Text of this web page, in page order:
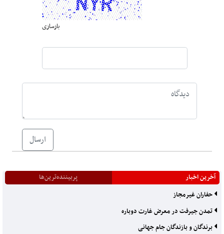
بازسازی
ارسال
آخرین اخبار
پربیننده‌ترین‌ها
حفاران غیرمجاز
تمدن جیرفت در معرض غارت دوباره
برندگان و بازندگان جام جهانی